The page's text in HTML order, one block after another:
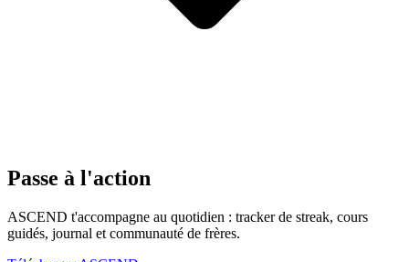
Passe à l'action
ASCEND t'accompagne au quotidien : tracker de streak, cours
guidés, journal et communauté de frères.